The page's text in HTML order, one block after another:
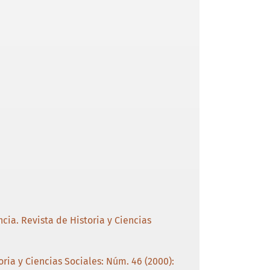
Revista de Historia y Ciencias
y Ciencias Sociales: Núm. 46 (2000):